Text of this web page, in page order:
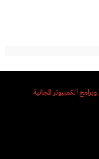
الكمبيوتر المجانية